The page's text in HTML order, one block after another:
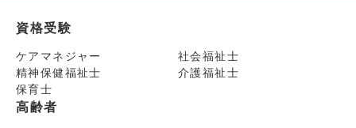
資格受験
ケアマネジャー
社会福祉士
精神保健福祉士
介護福祉士
保育士
高齢者